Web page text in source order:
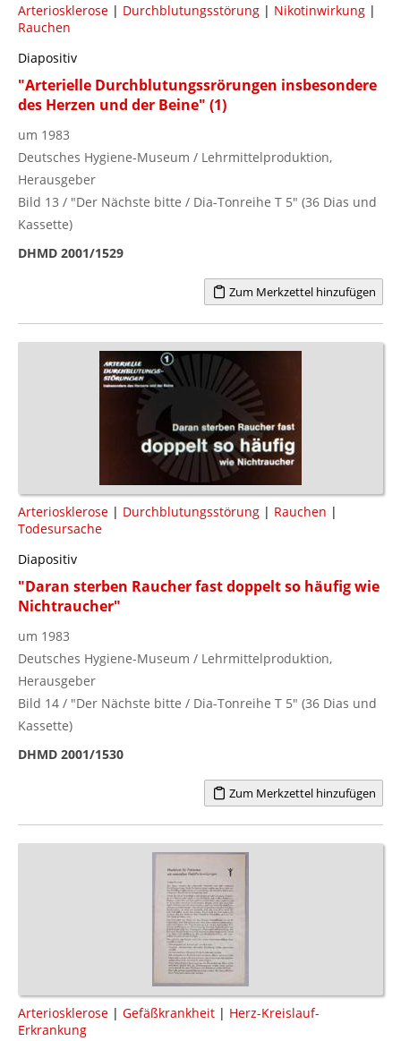
Arteriosklerose | Durchblutungsstörung | Nikotinwirkung |
Rauchen
Diapositiv
"Arterielle Durchblutungssrörungen insbesondere
des Herzen und der Beine" (1)
um 1983
Deutsches Hygiene-Museum / Lehrmittelproduktion,
Herausgeber
Bild 13 / "Der Nächste bitte / Dia-Tonreihe T 5" (36 Dias und
Kassette)
DHMD 2001/1529
Zum Merkzettel hinzufügen
Arteriosklerose | Durchblutungsstörung | Rauchen |
Todesursache
Diapositiv
"Daran sterben Raucher fast doppelt so häufig wie
Nichtraucher"
um 1983
Deutsches Hygiene-Museum / Lehrmittelproduktion,
Herausgeber
Bild 14 / "Der Nächste bitte / Dia-Tonreihe T 5" (36 Dias und
Kassette)
DHMD 2001/1530
Zum Merkzettel hinzufügen
Arteriosklerose | Gefäßkrankheit | Herz-Kreislauf-
Erkrankung